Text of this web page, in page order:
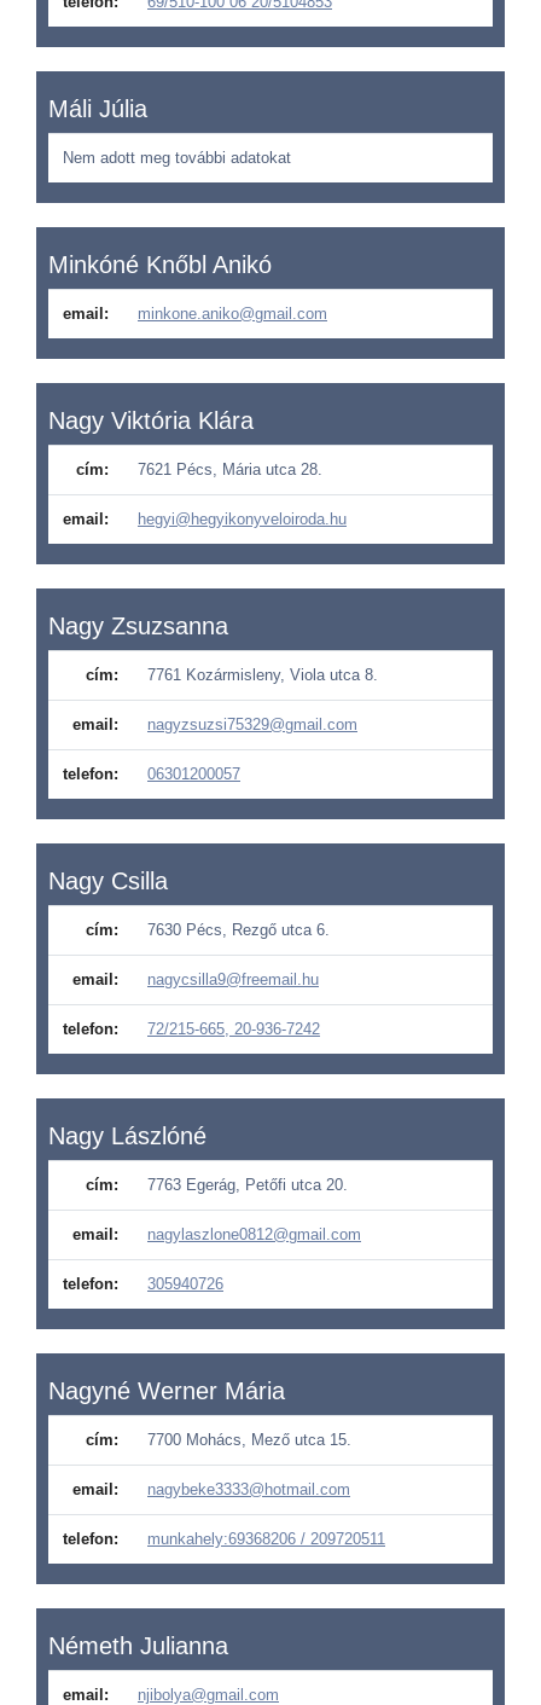
Máli Júlia
Nem adott meg további adatokat
Minkóné Knőbl Anikó
email: minkone.aniko@gmail.com
Nagy Viktória Klára
cím: 7621 Pécs, Mária utca 28.
email: hegyi@hegyikonyveloiroda.hu
Nagy Zsuzsanna
cím: 7761 Kozármisleny, Viola utca 8.
email: nagyzsuzsi75329@gmail.com
telefon: 06301200057
Nagy Csilla
cím: 7630 Pécs, Rezgő utca 6.
email: nagycsilla9@freemail.hu
telefon: 72/215-665, 20-936-7242
Nagy Lászlóné
cím: 7763 Egerág, Petőfi utca 20.
email: nagylaszlone0812@gmail.com
telefon: 305940726
Nagyné Werner Mária
cím: 7700 Mohács, Mező utca 15.
email: nagybeke3333@hotmail.com
telefon: munkahely:69368206 / 209720511
Németh Julianna
email: njibolya@gmail.com